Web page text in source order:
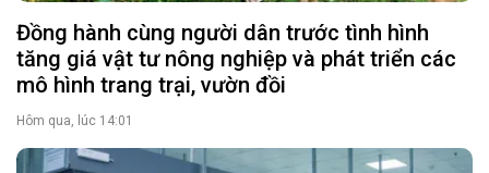
Đồng hành cùng người dân trước tình hình
tăng giá vật tư nông nghiệp và phát triển các
mô hình trang trại, vườn đồi
Hôm qua, lúc 14:01